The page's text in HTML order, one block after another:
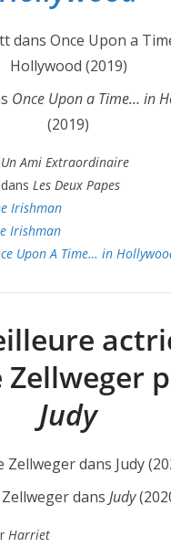
Once Upon a Time… in
(2019)
Un Ami Extraordinaire
Les Deux Papes
Irishman
Irishman
Upon A Time… in
Zellweger
Judy
dans Judy
Harriet